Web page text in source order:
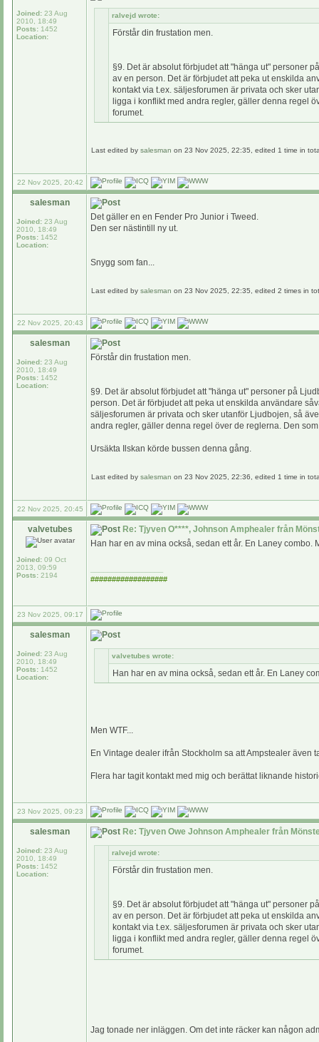
Joined: 23 Aug
2010, 18:49
Posts: 1452
Location:
ralvejd wrote:
Förstår din frustation men.
§9. Det är absolut förbjudet att "hänga ut" personer
av en person. Det är förbjudet att peka ut enskilda
kontakt via t.ex. säljesforumen är privata och sker
ligga i konflikt med andra regler, gäller denna regel
forumet.
Last edited by salesman on 23 Nov 2025, 22:35, edited 1 time in
22 Nov 2025, 20:42
salesman
Joined: 23 Aug
2010, 18:49
Posts: 1452
Location:
Det gäller en en Fender Pro Junior i Tweed.
Den ser nästintill ny ut.
Snygg som fan...
Last edited by salesman on 23 Nov 2025, 22:35, edited 2 times in
22 Nov 2025, 20:43
salesman
Joined: 23 Aug
2010, 18:49
Posts: 1452
Location:
Förstår din frustation men.
§9. Det är absolut förbjudet att "hänga ut" personer på
person. Det är förbjudet att peka ut enskilda användare
säljesforumen är privata och sker utanför Ljudbojen, så
andra regler, gäller denna regel över de reglerna. Den
Ursäkta Ilskan körde bussen denna gång.
Last edited by salesman on 23 Nov 2025, 22:36, edited 1 time in
22 Nov 2025, 20:45
valvetubes
Joined: 09 Oct
2013, 09:59
Posts: 2194
Re: Tjyven O****, Johnson Amphealer från
Han har en av mina också, sedan ett år. En Laney
##################
23 Nov 2025, 09:17
salesman
Joined: 23 Aug
2010, 18:49
Posts: 1452
Location:
valvetubes wrote:
Han har en av mina också, sedan ett år. En Laney
Men WTF...
En Vintage dealer ifrån Stockholm sa att Ampstealer
Flera har tagit kontakt med mig och berättat liknande
23 Nov 2025, 09:23
salesman
Joined: 23 Aug
2010, 18:49
Posts: 1452
Location:
Re: Tjyven Owe Johnson Amphealer från
ralvejd wrote:
Förstår din frustation men.
§9. Det är absolut förbjudet att "hänga ut" personer
av en person. Det är förbjudet att peka ut enskilda
kontakt via t.ex. säljesforumen är privata och sker
ligga i konflikt med andra regler, gäller denna regel
forumet.
Jag tonade ner inläggen. Om det inte räcker kan någon